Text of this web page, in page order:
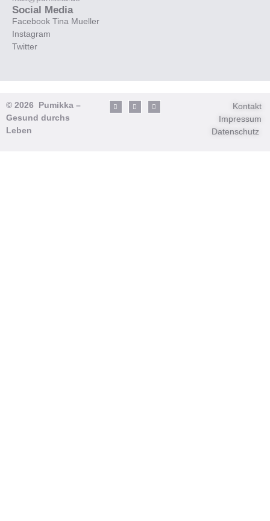
Social Media
Facebook Tina Mueller
Instagram
Twitter
© 2026 Pumikka –
Gesund durchs
Leben
Kontakt
Impressum
Datenschutz